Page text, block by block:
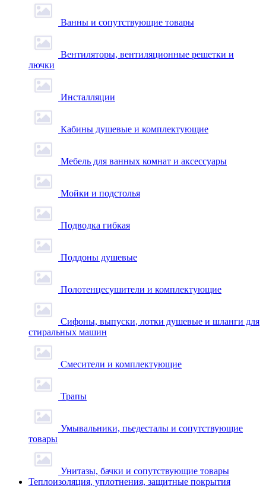
Ванны и сопутствующие товары
Вентиляторы, вентиляционные решетки и
лючки
Инсталляции
Кабины душевые и комплектующие
Мебель для ванных комнат и аксессуары
Мойки и подстолья
Подводка гибкая
Поддоны душевые
Полотенцесушители и комплектующие
Сифоны, выпуски, лотки душевые и шланги для
стиральных машин
Смесители и комплектующие
Трапы
Умывальники, пьедесталы и сопутствующие
товары
Унитазы, бачки и сопутствующие товары
Теплоизоляция, уплотнения, защитные покрытия